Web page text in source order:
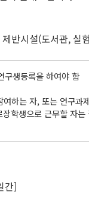
반시설(도서관,
구생등록을 하여야 함
하는 자, 또는 연구
학생으로 근무할 자
간]